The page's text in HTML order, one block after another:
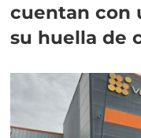
cuentan con
su huella de